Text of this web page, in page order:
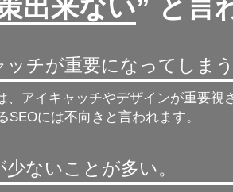
出来ない” と言
チが重要になってしまう
、アイキャッチやデザインが重要視
には不向きと言われます。
ないことが多い。